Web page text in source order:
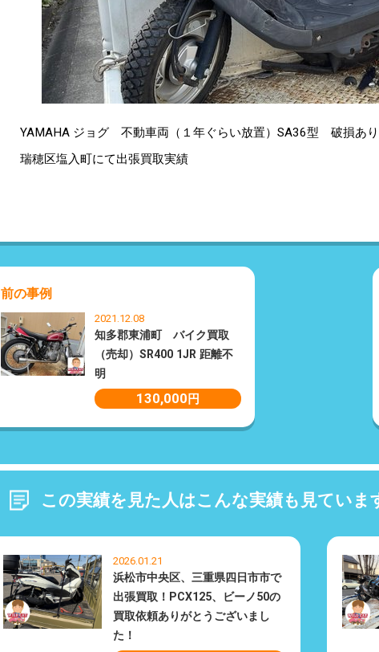
YAMAHA ジョグ 不動車両（１年ぐらい放置）SA36型 破損あり
瑞穂区塩入町にて出張買取実績
前の事例
2021.12.08
知多郡東浦町 バイク買取
（売却）SR400 1JR 距離不
明
130,000 円
この実績を見た人はこんな実績も見ていま
2026.01.21
浜松市中央区、三重県四日市市で
出張買取！PCX125、ビーノ50の
買取依頼ありがとうございまし
た！